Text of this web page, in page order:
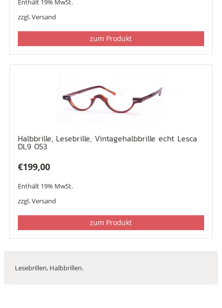
Enthält 19% MwSt.
zzgl.Versand
zum Produkt
Halbbrille, Lesebrille, Vintagehalbbrille echt Lesca
DL9 053
€199,00
Enthält 19% MwSt.
zzgl.Versand
zum Produkt
Lesebrillen, Halbbrillen.